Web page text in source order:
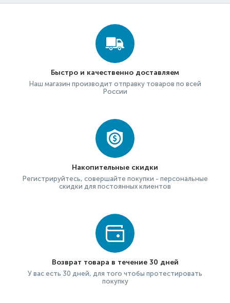
Быстро и качественно доставляем
Наш магазин производит отправку товаров по всей
России
Накопительные скидки
Регистрируйтесь, совершайте покупки - персональные
скидки для постоянных клиентов
Возврат товара в течение 30 дней
У вас есть 30 дней, для того чтобы протестировать
покупку